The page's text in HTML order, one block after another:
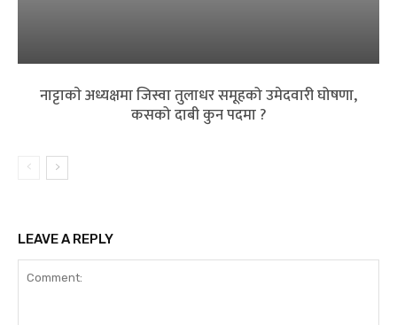
नाट्टाकाे अध्यक्षमा जिस्वा तुलाधर समूहको उमेदवारी घोषणा,
कसको दाबी कुन पदमा ?
LEAVE A REPLY